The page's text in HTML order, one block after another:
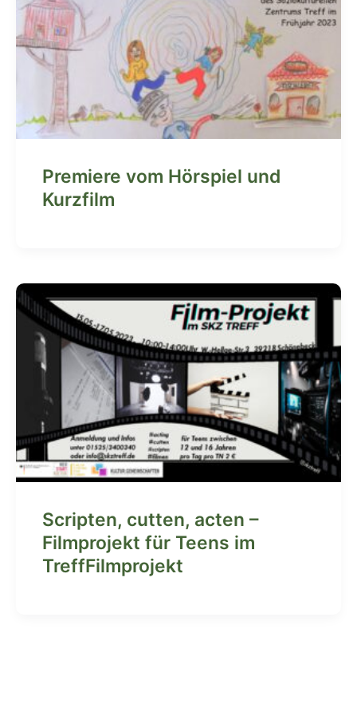
Premiere vom Hörspiel und
Kurzfilm
Scripten, cutten, acten –
Filmprojekt für Teens im
TreffFilmprojekt